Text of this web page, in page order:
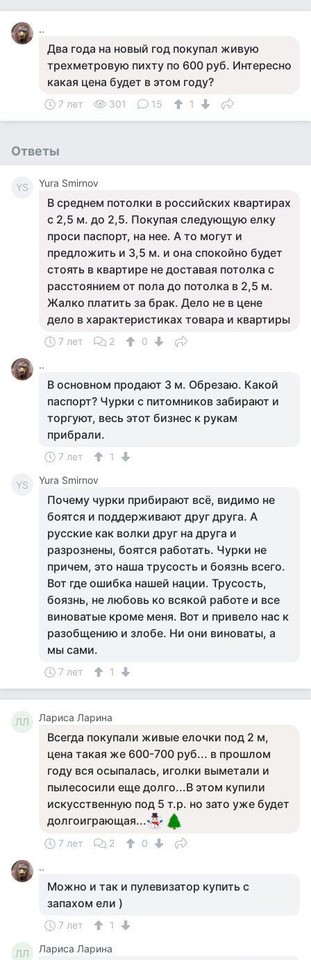
..
Два года на новый год покупал живую
трехметровую пихту по 600 руб. Интересно
какая цена будет в этом году?
7 лет 301 15 1
Ответы
YS Yura Smirnov
В среднем потолки в российских квартирах
с 2,5 м. до 2,5. Покупая следующую елку
проси паспорт, на нее. А то могут и
предложить и 3,5 м. и она спокойно будет
стоять в квартире не доставая потолка с
расстоянием от пола до потолка в 2,5 м.
Жалко платить за брак. Дело не в цене
дело в характеристиках товара и квартиры
7 лет 2
0
..
В основном продают 3 м. Обрезаю. Какой
паспорт? Чурки с питомников забирают и
торгуют, весь этот бизнес к рукам
прибрали.
7 лет 1
YS Yura Smirnov
Почему чурки прибирают всё, видимо не
боятся и поддерживают друг друга. А
русские как волки друг на друга и
разрознены, боятся работать. Чурки не
причем, это наша трусость и боязнь всего.
Вот где ошибка нашей нации. Трусость,
боязнь, не любовь ко всякой работе и все
виноватые кроме меня. Вот и привело нас к
разобщению и злобе. Ни они виноваты, а
мы сами.
7 лет 1
ЛЛ Лариса Ларина
Всегда покупали живые елочки под 2 м,
цена такая же 600-700 руб... в прошлом
году вся осыпалась, иголки выметали и
пылесосили еще долго...В этом купили
искусственную под 5 т.р. но зато уже будет
долгоиграющая...
7 лет 2
0
..
Можно и так и пулевизатор купить с
запахом ели )
7 лет 1
ЛЛ Лариса Ларина